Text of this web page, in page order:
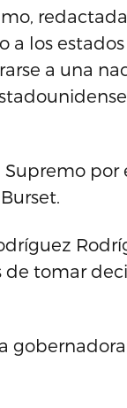
a los
a una
tomar